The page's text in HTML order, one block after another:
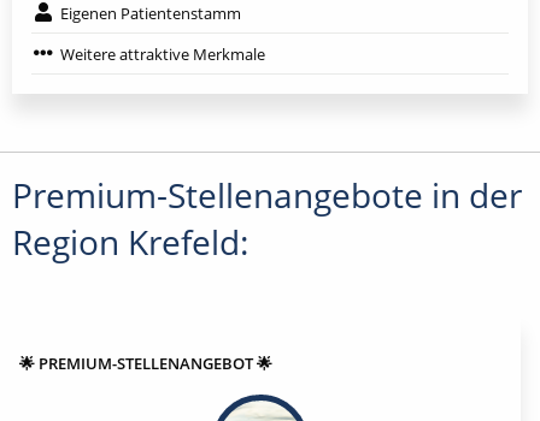
Eigenen Patientenstamm
Weitere attraktive Merkmale
Premium-Stellenangebote in der
Region Krefeld:
🌟 PREMIUM-STELLENANGEBOT 🌟